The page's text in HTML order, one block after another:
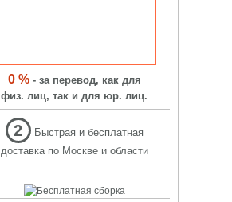
0 %- за перевод, как для
физ. лиц, так и для юр. лиц.
2
Быстрая и бесплатная
доставка по Москве и области